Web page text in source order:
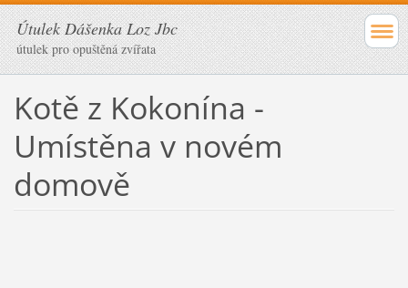
Útulek Dášenka Loz Jbc
útulek pro opuštěná zvířata
Kotě z Kokonína -
Umístěna v novém
domově